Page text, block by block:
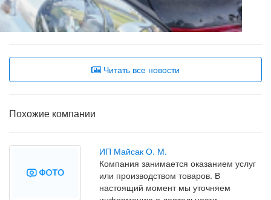
Читать все новости
Похожие компании
ИП Майсак О. М.
Компания занимается оказанием услуг
или производством товаров. В
настоящий момент мы уточняем